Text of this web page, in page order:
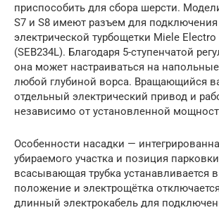
приспособить для сбора шерсти.
S7 и S8 имеют разъем для
электрической турбощетки Miele
(SEB234L). Благодаря 5-ступенчатой
она может настраиваться на
любой глубиной ворса. Вращающийся
отдельный электрический привод и
независимо от установленной
Особенности насадки —
убираемого участка и позиция
всасывающая трубка устанавливается
положение и электрощётка
длинный электрокабель для